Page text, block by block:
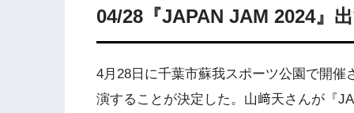
04/28『JAPAN JAM 2024』
4月28日に千葉市蘇我スポーツ公園で開
演することが決定した。山﨑天さんが『